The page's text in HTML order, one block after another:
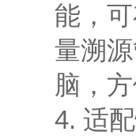
能，
量溯
脑，
4. 适